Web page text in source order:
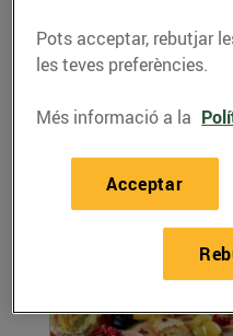
Recepta de quiche
ingredients per a 4
1,5...
LLEGIR MÉS
Pots acceptar, rebutjar
les teves preferències.
Més informació a la
Acceptar